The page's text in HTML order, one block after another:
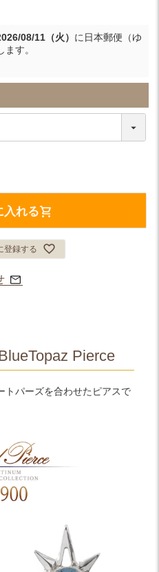
08/11（火） に 日本郵便（ゆ
ます。
入れる
登録する
Pierce
トパーズを合わせたピアスで